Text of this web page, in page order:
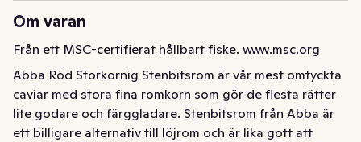
Om varan
Från ett MSC-certifierat hållbart fiske. www.msc.org
Abba Röd Storkornig Stenbitsrom är vår mest omtyckta
caviar med stora fina romkorn som gör de flesta rätter
lite godare och färggladare. Stenbitsrom från Abba är
ett billigare alternativ till löjrom och är lika gott att